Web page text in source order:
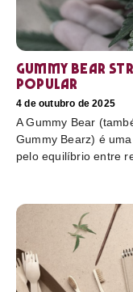
Gummy Bear
popular
4 de outubro de 2025
A Gummy Bear
Gummy Bearz) é
pelo equilíbrio entre